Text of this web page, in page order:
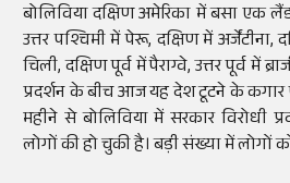
बोलिविया दक्षिण अमेरिका में बसा एक
उत्तर पश्चिमी में पेरू, दक्षिण में
चिली, दक्षिण पूर्व में पैराग्वे, उत्तर पूर्व में
प्रदर्शन के बीच आज यह देश टूटने के
महीने से बोलिविया में सरकार विरोधी
लोगों की हो चुकी है। बड़ी संख्या में लोगों